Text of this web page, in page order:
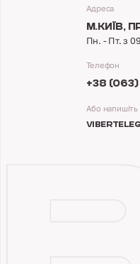
Адреса
М.КИЇВ,
Пн. - Пт. з
Телефон
+38
Або
VIBER